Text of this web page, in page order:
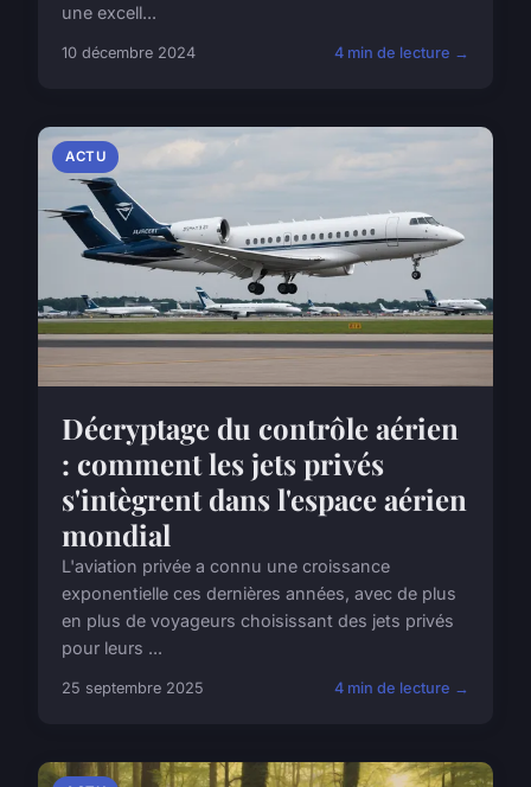
une excell...
10 décembre 2024 4 min de lecture →
ACTU
Décryptage du contrôle aérien
: comment les jets privés
s'intègrent dans l'espace aérien
mondial
L'aviation privée a connu une croissance
exponentielle ces dernières années, avec de plus
en plus de voyageurs choisissant des jets privés
pour leurs ...
25 septembre 2025 4 min de lecture →